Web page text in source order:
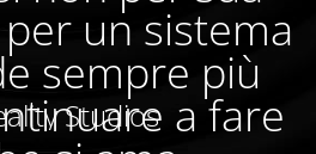
un sistema
sempre più
a fare
Studios